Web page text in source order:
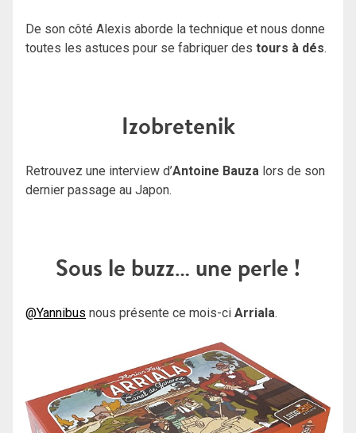
De son côté Alexis aborde la technique et nous donne
toutes les astuces pour se fabriquer des tours à dés.
Izobretenik
Retrouvez une interview d’Antoine Bauza lors de son
dernier passage au Japon.
Sous le buzz… une perle !
@Yannibus nous présente ce mois-ci Arriala.